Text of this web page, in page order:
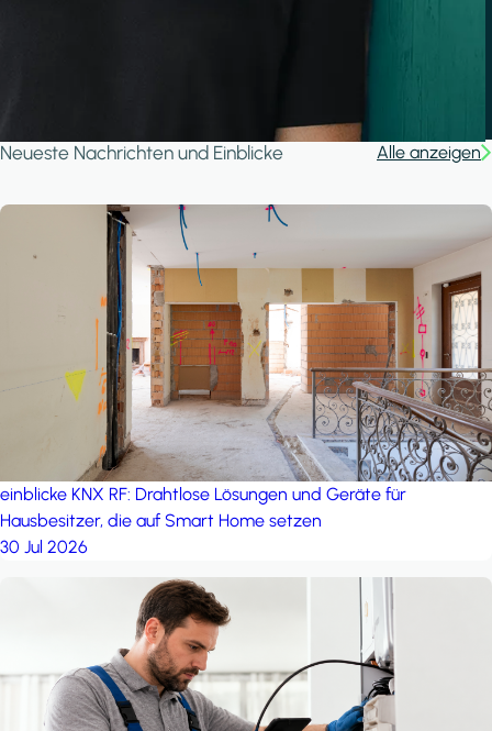
Neueste Nachrichten und Einblicke Alle anzeigen
einblicke KNX RF: Drahtlose Lösungen und Geräte für
Hausbesitzer, die auf Smart Home setzen
30 Jul 2026